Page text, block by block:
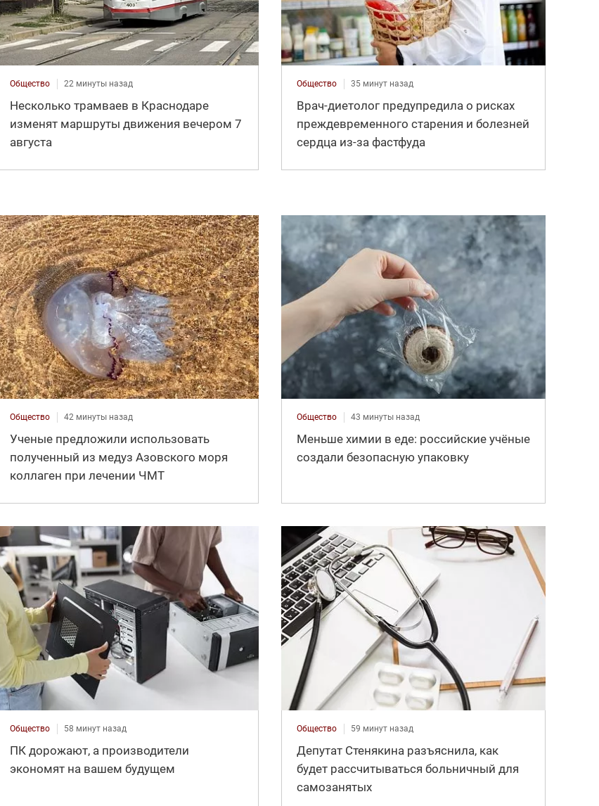
Общество 22 минуты назад
Несколько трамваев в Краснодаре
изменят маршруты движения вечером 7
августа
Общество 35 минут назад
Врач-диетолог предупредила о рисках
преждевременного старения и болезней
сердца из-за фастфуда
Общество 42 минуты назад
Ученые предложили использовать
полученный из медуз Азовского моря
коллаген при лечении ЧМТ
Общество 43 минуты назад
Меньше химии в еде: российские учёные
создали безопасную упаковку
Общество 58 минут назад
ПК дорожают, а производители
экономят на вашем будущем
Общество 59 минут назад
Депутат Стенякина разъяснила, как
будет рассчитываться больничный для
самозанятых